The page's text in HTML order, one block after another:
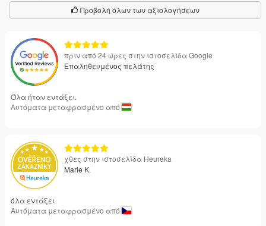
Προβολή όλων των αξιολογήσεων
πριν από 24 ώρες στην ιστοσελίδα Google
Επαληθευμένος πελάτης
Όλα ήταν εντάξει.
Αυτόματα μεταφρασμένο από
χθες στην ιστοσελίδα Heureka
Marie K.
όλα εντάξει
Αυτόματα μεταφρασμένο από